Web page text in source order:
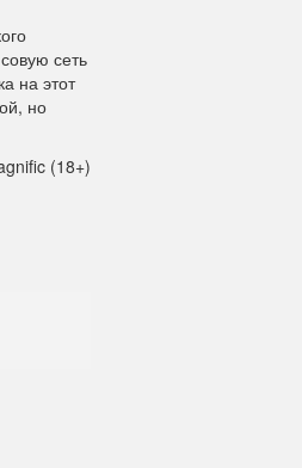
сеть
на этот
но
(18+)